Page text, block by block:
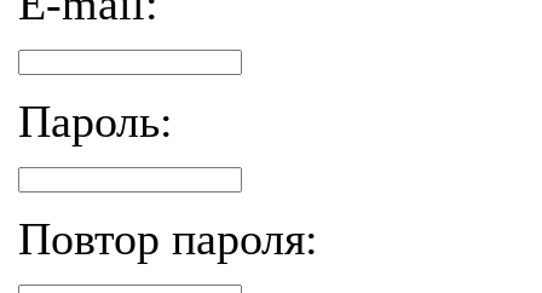
Пароль:
Повтор пароля: